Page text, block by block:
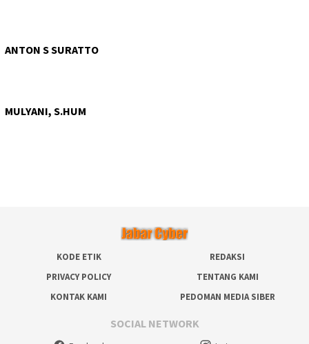
ANTON S SURATTO
MULYANI, S.HUM
KODE ETIK
REDAKSI
PRIVACY POLICY
TENTANG KAMI
KONTAK KAMI
PEDOMAN MEDIA SIBER
SOCIAL NETWORK